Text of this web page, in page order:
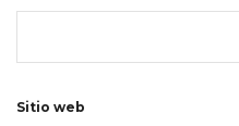
Sitio web